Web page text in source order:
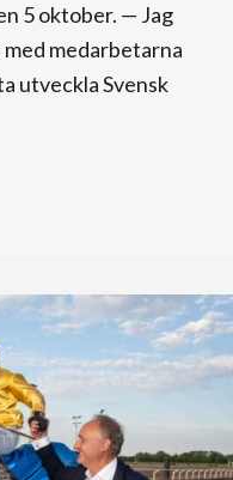
5 oktober. — Jag
medarbetarna
utveckla Svensk